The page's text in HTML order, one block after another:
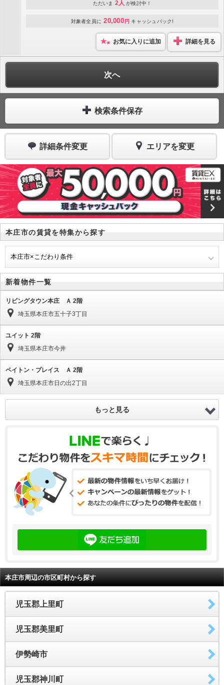
ただいま 2人 が検討中！
対象者全員に 20,000 円 キャッシュバック!
お気に入りに追加 詳細を見る
次へ
検索条件保存
詳細条件変更 エリアを変更
本庄市の賃貸を特集から探す
本庄市×こだわり条件
新着物件一覧
リビングタウン本庄 Ａ 2階
埼玉県本庄市五十子3丁目
ユイット 2階
埼玉県本庄市今井
ペイトン・プレイス Ａ 2階
埼玉県本庄市日の出2丁目
もっと見る
本庄市周辺の市区町村から探す
児玉郡上里町
児玉郡美里町
伊勢崎市
児玉郡神川町